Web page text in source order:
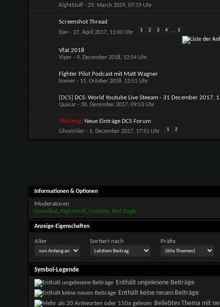
RightStuff- 29. March 2019, 07:19 Uhr
Screenshot Thread
Dan- 27. April 2017, 11:00 Uhr 1 2 3 4 ... 5
Vfat 2018
Viper- 9. December 2018, 13:54 Uhr
Fighter Pilot Podcast mit Matt Wagner
hoover- 11. October 2018, 12:51 Uhr
[DCS] DCS: World Youtube Live Steeam - 31 December 2017,
Quasar- 30. December 2017, 09:53 Uhr
[Wichtig] Neue Einträge DCS Forum
Ghostrider- 1. December 2017, 17:51 Uhr 1 2
Informationen & Optionen
Moderatoren
Hannibal , RightStuff, Sambite, Red Eagle
Anzeige-Eigenschaften
Alter Sortiert nach Präfix
Symbol-Legende
Enthält ungelesene Beiträge
Enthält keine neuen Beiträge
Beliebtes Thema mit